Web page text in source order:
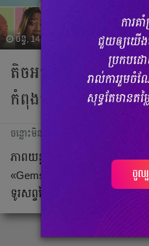
ច័ន្ទ, 14 មករា 2019 08:07
តិច​អត់​ដឹង! ភាពយន្ត​កំប្ល
កំពុងចាក់ផ្សាយឡើងវិ
ចន្លោះមិនឃើញ
ភាពយន្តបែបប្រយុទ្ធ កំប្លែង និងរស់ជ
«Gems on the Run» ត្រឡប់មកប
ទូរសព្ទដៃ Soyo តែមួយគត់ក្នុងខែ
ចូល